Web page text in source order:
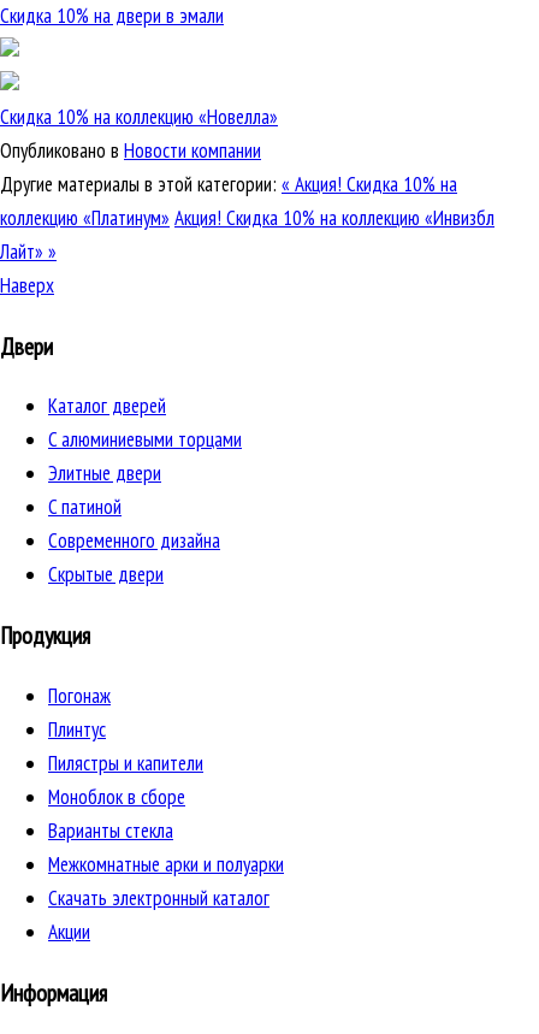
Скидка 10% на двери в эмали
Скидка 10% на коллекцию «Новелла»
Опубликовано в Новости компании
Другие материалы в этой категории: « Акция! Скидка 10% на
коллекцию «Платинум» Акция! Скидка 10% на коллекцию «Инвизбл
Лайт» »
Наверх
Двери
Каталог дверей
C алюминиевыми торцами
Элитные двери
C патиной
Cовременного дизайна
Скрытые двери
Продукция
Погонаж
Плинтус
Пилястры и капители
Моноблок в сборе
Варианты стекла
Межкомнатные арки и полуарки
Скачать электронный каталог
Акции
Информация